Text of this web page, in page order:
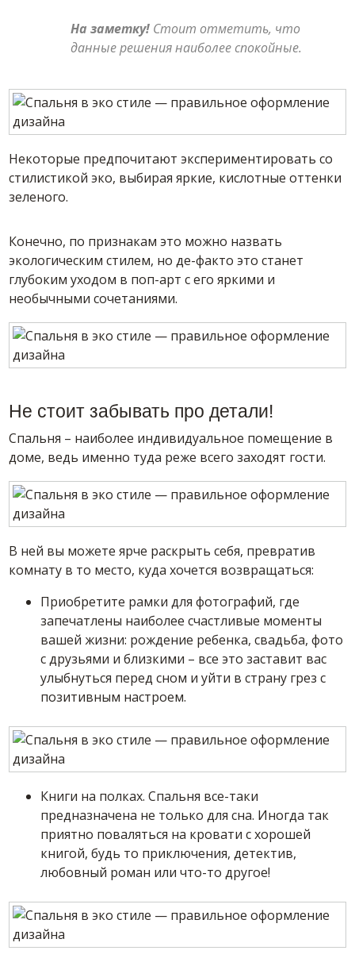
На заметку! Стоит отметить, что
данные решения наиболее спокойные.
Некоторые предпочитают экспериментировать со
стилистикой эко, выбирая яркие, кислотные оттенки
зеленого.
Конечно, по признакам это можно назвать
экологическим стилем, но де-факто это станет
глубоким уходом в поп-арт с его яркими и
необычными сочетаниями.
Не стоит забывать про детали!
Спальня – наиболее индивидуальное помещение в
доме, ведь именно туда реже всего заходят гости.
В ней вы можете ярче раскрыть себя, превратив
комнату в то место, куда хочется возвращаться:
Приобретите рамки для фотографий, где
запечатлены наиболее счастливые моменты
вашей жизни: рождение ребенка, свадьба, фото
с друзьями и близкими – все это заставит вас
улыбнуться перед сном и уйти в страну грез с
позитивным настроем.
Книги на полках. Спальня все-таки
предназначена не только для сна. Иногда так
приятно поваляться на кровати с хорошей
книгой, будь то приключения, детектив,
любовный роман или что-то другое!